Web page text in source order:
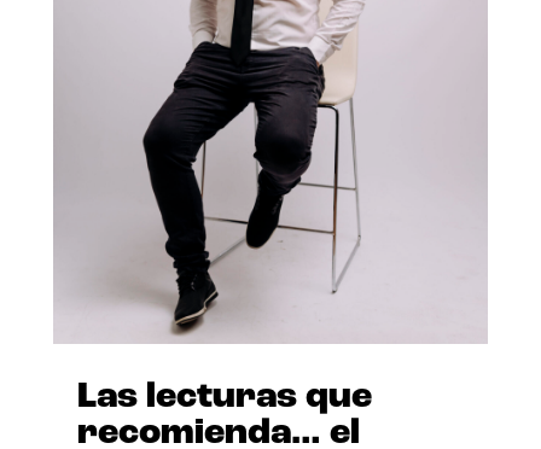
Las lecturas que
recomienda… el